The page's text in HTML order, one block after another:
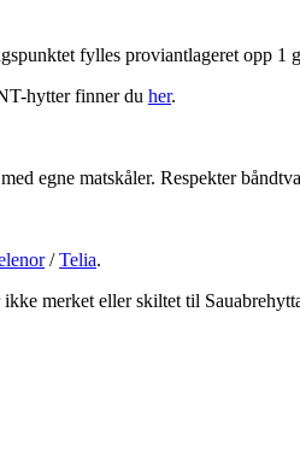
fylles proviantlageret opp 1
hytter finner du her.
egne matskåler. Respekter
/Telia.
merket eller skiltet til